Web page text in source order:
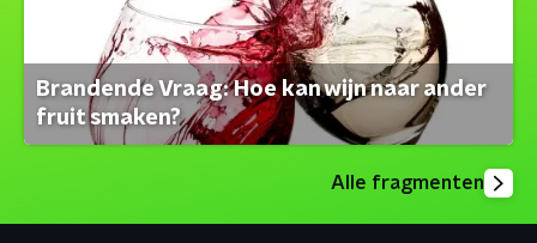
Brandende Vraag: Hoe kan wijn naar ander
fruit smaken?
Alle fragmenten